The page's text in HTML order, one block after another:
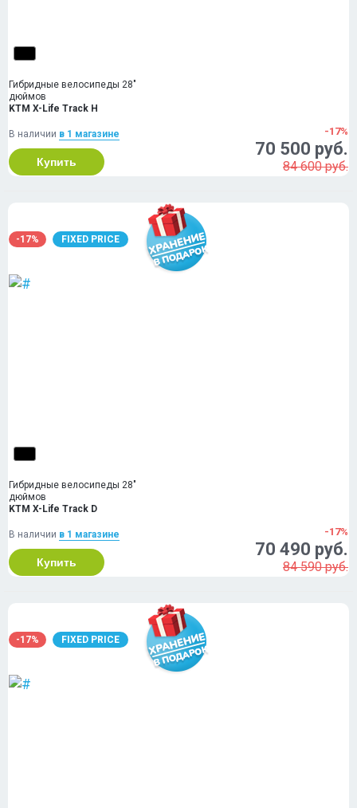
Гибридные велосипеды 28"
дюймов
KTM X-Life Track H
В наличии в 1 магазинe
Купить
-17%
70 500 руб.
84 600 руб.
-17% FIXED PRICE
Гибридные велосипеды 28"
дюймов
KTM X-Life Track D
В наличии в 1 магазинe
Купить
-17%
70 490 руб.
84 590 руб.
-17% FIXED PRICE